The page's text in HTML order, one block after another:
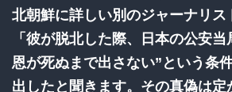
北朝鮮に詳しい別のジャーナリス
「彼が脱北した際、日本の公安
恩が死ぬまで出さない”という条
出したと聞きます。その真偽は定